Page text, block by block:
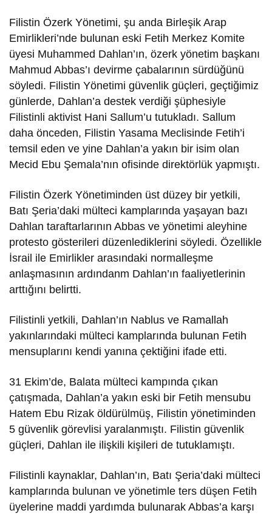
Filistin Özerk Yönetimi, şu anda Birleşik Arap
Emirlikleri’nde bulunan eski Fetih Merkez Komite
üyesi Muhammed Dahlan’ın, özerk yönetim başkanı
Mahmud Abbas’ı devirme çabalarının sürdüğünü
söyledi. Filistin Yönetimi güvenlik güçleri, geçtiğimiz
günlerde, Dahlan’a destek verdiği şüphesiyle
Filistinli aktivist Hani Sallum’u tutukladı. Sallum
daha önceden, Filistin Yasama Meclisinde Fetih’i
temsil eden ve yine Dahlan’a yakın bir isim olan
Mecid Ebu Şemala’nın ofisinde direktörlük yapmıştı.
Filistin Özerk Yönetiminden üst düzey bir yetkili,
Batı Şeria’daki mülteci kamplarında yaşayan bazı
Dahlan taraftarlarının Abbas ve yönetimi aleyhine
protesto gösterileri düzenlediklerini söyledi. Özellikle
İsrail ile Emirlikler arasındaki normalleşme
anlaşmasının ardındanm Dahlan’ın faaliyetlerinin
arttığını belirtti.
Filistinli yetkili, Dahlan’ın Nablus ve Ramallah
yakınlarındaki mülteci kamplarında bulunan Fetih
mensuplarını kendi yanına çektiğini ifade etti.
31 Ekim’de, Balata mülteci kampında çıkan
çatışmada, Dahlan’a yakın eski bir Fetih mensubu
Hatem Ebu Rizak öldürülmüş, Filistin yönetiminden
5 güvenlik görevlisi yaralanmıştı. Filistin güvenlik
güçleri, Dahlan ile ilişkili kişileri de tutuklamıştı.
Filistinli kaynaklar, Dahlan’ın, Batı Şeria’daki mülteci
kamplarında bulunan ve yönetimle ters düşen Fetih
üyelerine maddi yardımda bulunarak Abbas’a karşı